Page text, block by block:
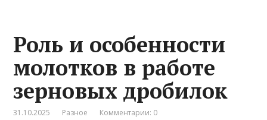
Роль и особенности
молотков в работе
зерновых дробилок
31.10.2025 Разное Комментарии: 0